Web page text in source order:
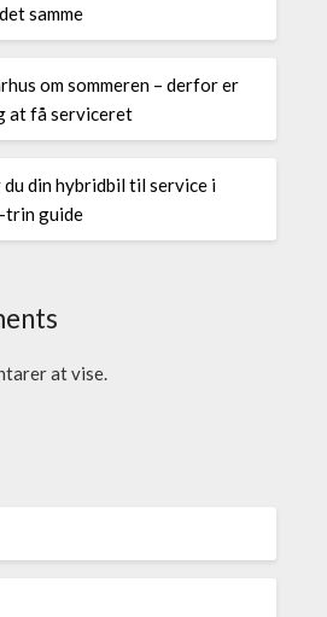
samme
om sommeren – derfor er
at få serviceret
din hybridbil til service i
guide
at vise.